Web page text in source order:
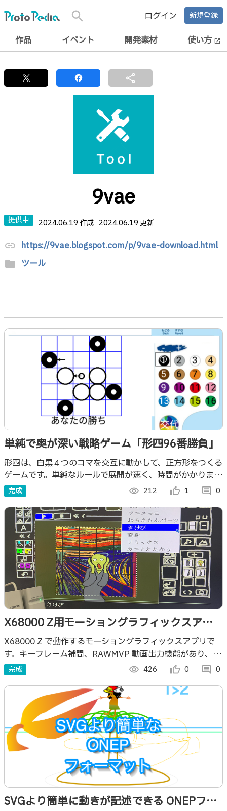
search ログイン 新規登録
作品 イベント 開発素材 使い方 open_in_new
share
9vae
提供中 2024.06.19 作成 2024.06.19 更新
link https://9vae.blogspot.com/p/9vae-download.html
folder ツール
単純で奥が深い戦略ゲーム「形四96番勝負」
形四は、白黒４つのコマを交互に動かして、正方形をつくる
ゲームです。単純なルールで展開が速く、時間がかかりませ
ん。意外と奥が深い思考ゲームです。無料で広告、登録なし
ですぐ遊べます
完成 visibility 212 thumb_up_alt 1 comment 0
X68000 Z用モーショングラフィックスアプ
リ 9VAeきゅうべえ
X68000 Z で動作するモーショングラフィックスアプリで
す。キーフレーム補間、RAWMVP 動画出力機能があり、
X68000 Z でアニメ作成、再生できます
完成 visibility 426 thumb_up_alt 0 comment 0
SVGより簡単に動きが記述できる ONEPフォ